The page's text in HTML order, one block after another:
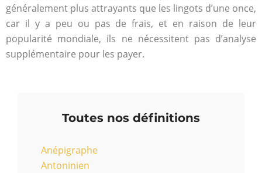
généralement plus attrayants que les lingots d’une once,
car il y a peu ou pas de frais, et en raison de leur
popularité mondiale, ils ne nécessitent pas d’analyse
supplémentaire pour les payer.
Toutes nos définitions
Anépigraphe
Antoninien